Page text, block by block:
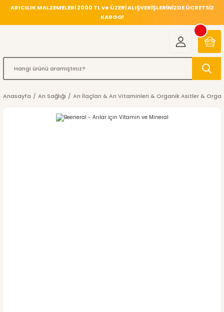
ARICILIK MALZEMELERİ 2000 TL ve ÜZERİ ALIŞVERİŞLERİNİZDE ÜCRETSİZ
KARGO!
Anasayfa Arı Sağlığı Arı İlaçları & Arı Vitaminleri & Organik Asitler &